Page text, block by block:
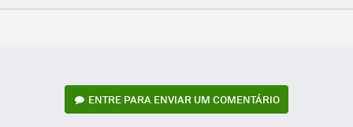
FACEBOOK
TWITTERFLIPBOARD
E-
WHATSAPP
ENTRE PARA ENVIAR UM COMENTÁRIO